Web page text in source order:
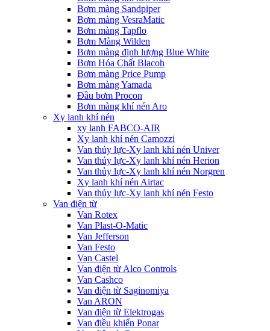
Bơm màng Sandpiper
Bơm màng VesraMatic
Bơm màng Tapflo
Bơm Màng Wilden
Bơm màng định lượng Blue White
Bơm Hóa Chất Blacoh
Bơm màng Price Pump
Bơm màng Yamada
Đầu bơm Procon
Bơm màng khí nén Aro
Xy lanh khí nén
xy lanh FABCO-AIR
Xy lanh khí nén Camozzi
Van thủy lực-Xy lanh khí nén Univer
Van thủy lực-Xy lanh khí nén Herion
Van thủy lực-Xy lanh khí nén Norgren
Xy lanh khí nén Airtac
Van thủy lực-Xy lanh khí nén Festo
Van điện từ
Van Rotex
Van Plast-O-Matic
Van Jefferson
Van Festo
Van Castel
Van điện từ Alco Controls
Van Cashco
Van điện từ Saginomiya
Van ARON
Van điện từ Elektrogas
Van điều khiển Ponar